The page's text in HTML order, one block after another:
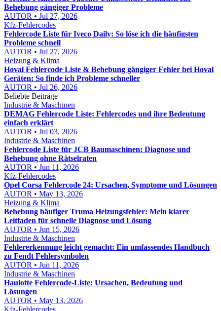
Behebung gängiger Probleme
AUTOR • Jul 27, 2026
Kfz-Fehlercodes
Fehlercode Liste für Iveco Daily: So löse ich die häufigsten
Probleme schnell
AUTOR • Jul 27, 2026
Heizung & Klima
Hoval Fehlercode Liste & Behebung gängiger Fehler bei Hoval
Geräten: So finde ich Probleme schneller
AUTOR • Jul 26, 2026
Beliebte Beiträge
Industrie & Maschinen
DEMAG Fehlercode Liste: Fehlercodes und ihre Bedeutung
einfach erklärt
AUTOR • Jul 03, 2026
Industrie & Maschinen
Fehlercode Liste für JCB Baumaschinen: Diagnose und
Behebung ohne Rätselraten
AUTOR • Jun 11, 2026
Kfz-Fehlercodes
Opel Corsa Fehlercode 24: Ursachen, Symptome und Lösungen
AUTOR • May 13, 2026
Heizung & Klima
Behebung häufiger Truma Heizungsfehler: Mein klarer
Leitfaden für schnelle Diagnose und Lösung
AUTOR • Jun 15, 2026
Industrie & Maschinen
Fehlererkennung leicht gemacht: Ein umfassendes Handbuch
zu Fendt Fehlersymbolen
AUTOR • Jun 11, 2026
Industrie & Maschinen
Haulotte Fehlercode-Liste: Ursachen, Bedeutung und
Lösungen
AUTOR • May 13, 2026
Kfz-Fehlercodes